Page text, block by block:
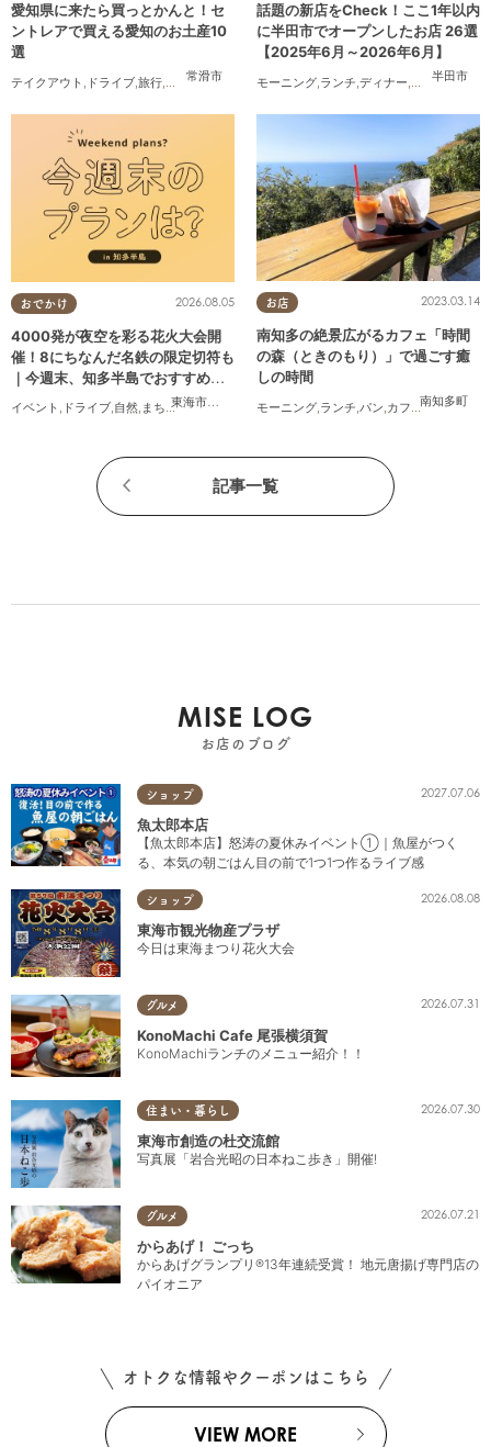
常滑市
愛知県に来たら買っとかんと！セ
ントレアで買える愛知のお土産10
選
テイクアウト ドライブ 旅行 観光,家族, 半田市
話題の新店をCheck！ここ1年以内
に半田市でオープンしたお店 26選
【2025年6月～2026年6月】
モーニング ランチ ディナー アルコール
おでかけ
東海市
,大府市 東浦町,半田市, 美浜町
2026.08.05
4000発が夜空を彩る花火大会開
催！8にちなんだ名鉄の限定切符も
｜今週末、知多半島でおすすめの
プラン【8/8(土)・9(日)】
イベント , ドライブ,自然, まちネタ ,季節ネタ 親子,家族
お店
南知多町
2023.03.14
南知多の絶景広がるカフェ「時間
の森（ときのもり）」で過ごす癒
しの時間
モーニング ランチ パン カフェ ,テイクアウ
記事一覧
MISE LOG
お店のブログ
ショップ 2027.07.06
魚太郎本店
【魚太郎本店】怒涛の夏休みイベント①｜魚屋がつく
る、本気の朝ごはん目の前で1つ1つ作るライブ感
ショップ 2026.08.08
東海市観光物産プラザ
今日は東海まつり花火大会
グルメ 2026.07.31
KonoMachi Cafe 尾張横須賀
KonoMachiランチのメニュー紹介！！
住まい・暮らし 2026.07.30
東海市創造の杜交流館
写真展「岩合光昭の日本ねこ歩き」開催!
グルメ 2026.07.21
からあげ！ ごっち
からあげグランプリ®13年連続受賞！ 地元唐揚げ専門店の
パイオニア
オトクな情報やクーポンはこちら
VIEW MORE